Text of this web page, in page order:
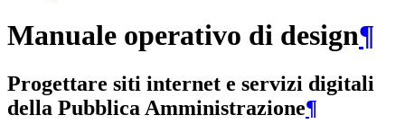
Manuale operativo di design¶
Progettare siti internet e servizi digitali
della Pubblica Amministrazione¶